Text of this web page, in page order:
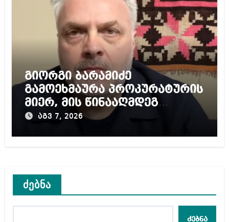
გიორგი ბარამიძე
გამოეხმაურა პროკურატურის
მიერ, მის წინააღმდეგ
დაწყებულ გამოძიებას
აგვ 7, 2026
ძებნა
ძებნა